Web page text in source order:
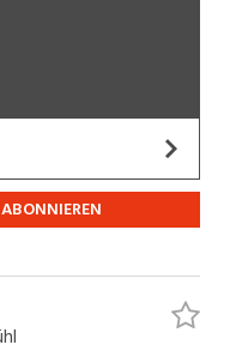
begleitet und
erwachsene
unseren
Bedürfnisse
bezogenen